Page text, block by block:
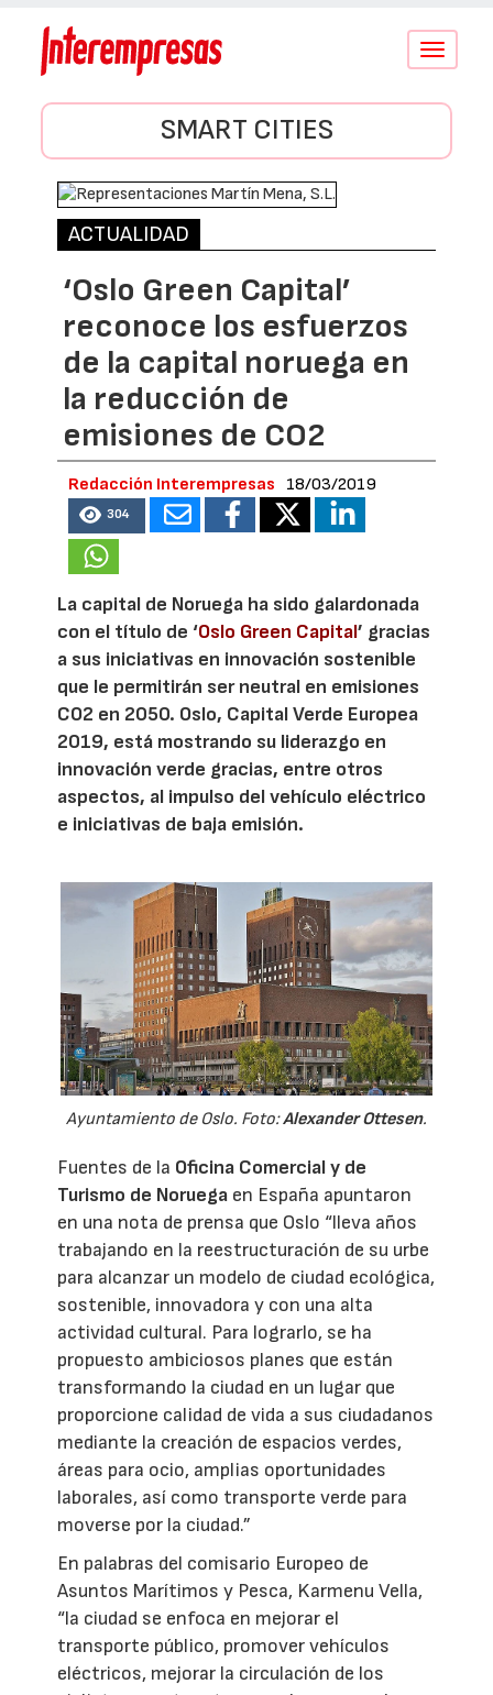
Conmutar
SMART CITIES
ACTUALIDAD
‘Oslo Green Capital’
reconoce los esfuerzos
de la capital noruega en
la reducción de
emisiones de CO2
Redacción Interempresas 18/03/2019
304
La capital de Noruega ha sido galardonada
con el título de ‘Oslo Green Capital’ gracias
a sus iniciativas en innovación sostenible
que le permitirán ser neutral en emisiones
CO2 en 2050. Oslo, Capital Verde Europea
2019, está mostrando su liderazgo en
innovación verde gracias, entre otros
aspectos, al impulso del vehículo eléctrico
e iniciativas de baja emisión.
Ayuntamiento de Oslo. Foto:Alexander Ottesen.
Fuentes de la Oficina Comercial y de
Turismo de Noruega en España apuntaron
en una nota de prensa que Oslo “lleva años
trabajando en la reestructuración de su urbe
para alcanzar un modelo de ciudad ecológica,
sostenible, innovadora y con una alta
actividad cultural. Para lograrlo, se ha
propuesto ambiciosos planes que están
transformando la ciudad en un lugar que
proporcione calidad de vida a sus ciudadanos
mediante la creación de espacios verdes,
áreas para ocio, amplias oportunidades
laborales, así como transporte verde para
moverse por la ciudad.”
En palabras del comisario Europeo de
Asuntos Marítimos y Pesca, Karmenu Vella,
“la ciudad se enfoca en mejorar el
transporte público, promover vehículos
eléctricos, mejorar la circulación de los